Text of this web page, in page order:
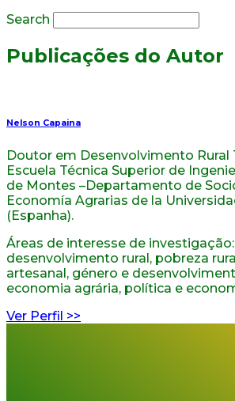
Search
Publicações do Autor
Nelson Capaina
Doutor em Desenvolvimento Rural
Escuela Técnica Superior de
de Montes –Departamento de
Economía Agrarias de la
(Espanha).
Áreas de interesse de investigação:
desenvolvimento rural, pobreza
artesanal, género e
economia agrária, política e
Ver Perfil >>